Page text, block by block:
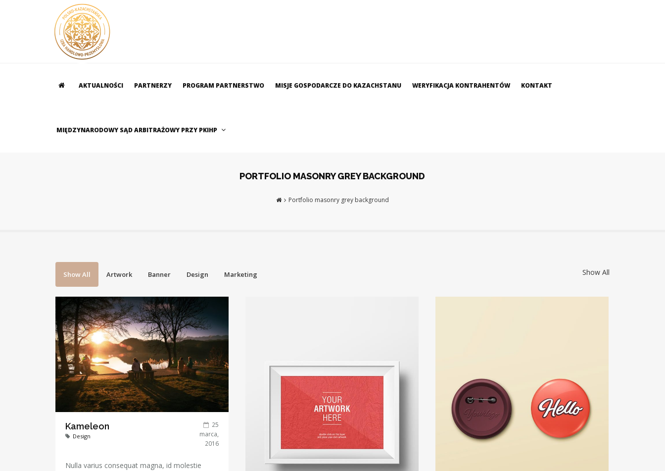
AKTUALNOŚCI PARTNERZY PROGRAM PARTNERSTWO MISJE GOSPODARCZE DO KAZACHSTANU WERYFIKACJA KONTRAHENTÓW KONTAKT
MIĘDZYNARODOWY SĄD ARBITRAŻOWY PRZY PKIHP
PORTFOLIO MASONRY GREY BACKGROUND
Portfolio masonry grey background
Show All
Show All Artwork Banner Design Marketing
Kameleon
Design
25
marca,
2016
Nulla varius consequat magna, id molestie